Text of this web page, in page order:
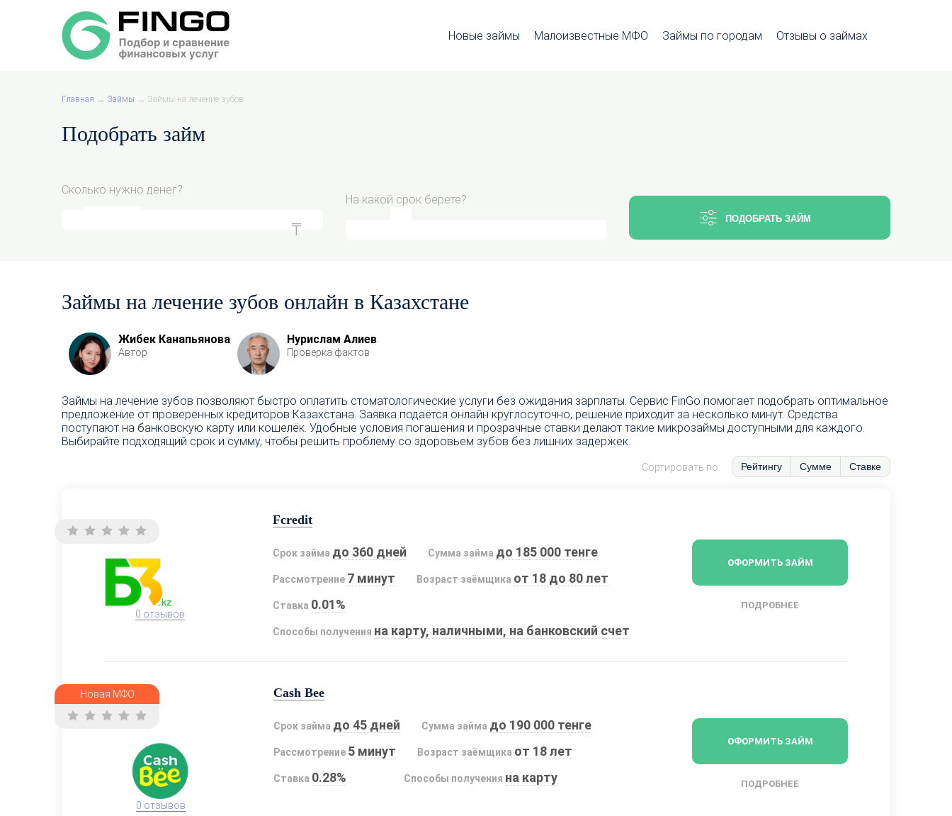
Новые займы Малоизвестные МФО Займы по городам Отзывы о займах
Главная → Займы → Займы на лечение зубов
Подобрать займ
Сколько нужно денег?
На какой срок берете?
ПОДОБРАТЬ ЗАЙМ
Займы на лечение зубов онлайн в Казахстане
Жибек Канапьянова
Автор
Нурислам Алиев
Проверка фактов
Займы на лечение зубов позволяют быстро оплатить стоматологические услуги без ожидания зарплаты. Сервис FinGo помогает подобрать оптимальное
предложение от проверенных кредиторов Казахстана. Заявка подаётся онлайн круглосуточно, решение приходит за несколько минут. Средства
поступают на банковскую карту или кошелёк. Удобные условия погашения и прозрачные ставки делают такие микрозаймы доступными для каждого.
Выбирайте подходящий срок и сумму, чтобы решить проблему со здоровьем зубов без лишних задержек.
Сортировать по: Рейтингу Сумме Ставке
0 отзывов
Fcredit
Срок займа до 360 дней Сумма займа до 185 000 тенге
Рассмотрение 7 минут Возраст заёмщика от 18 до 80 лет
Ставка 0.01%
Способы получения на карту, наличными, на банковский счет
ОФОРМИТЬ ЗАЙМ
ПОДРОБНЕЕ
Новая МФО
0 отзывов
Cash Bee
Срок займа до 45 дней Сумма займа до 190 000 тенге
Рассмотрение 5 минут Возраст заёмщика от 18 лет
Ставка 0.28% Способы получения на карту
ОФОРМИТЬ ЗАЙМ
ПОДРОБНЕЕ